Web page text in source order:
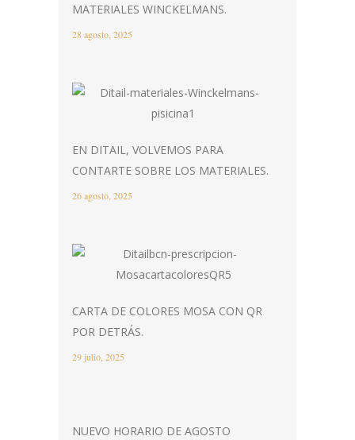
MATERIALES WINCKELMANS.
28 agosto, 2025
EN DITAIL, VOLVEMOS PARA
CONTARTE SOBRE LOS MATERIALES.
26 agosto, 2025
CARTA DE COLORES MOSA CON QR
POR DETRÁS.
29 julio, 2025
NUEVO HORARIO DE AGOSTO